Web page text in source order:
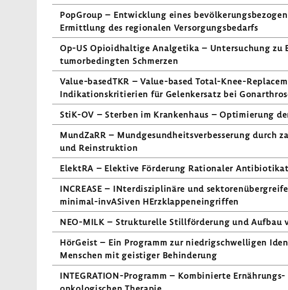
PopGroup – Entwick­lung eines
Ermitt­lung des regio­nalen Versor­gungs­be­darfs
Op-US Opio­id­hal­tige Analge­tika – Unter­su­chung
tumorbedingten Schmerzen
Value-​basedTKR – Value-​based Total-​Knee-
Indi­ka­ti­ons­kri­tie­rien für Gelenk­er­satz bei
StiK-OV – Sterben im Kran­ken­haus – Opti­mie­rung
Mund­ZaRR – Mund­ge­sund­heits­ver­bes­se­rung
und Rein­struk­tion
ElektRA – Elek­tive Förde­rung Ratio­naler
INCREASE – INter­dis­zi­pli­näre und
minimal-​invASiven HErz­klap­pen­ein­griffen
NEO-​MILK – Struk­tu­relle Still­för­de­rung und Aufbau
HörGeist – Ein Programm zur nied­rig­schwel­ligen
Menschen mit geis­tiger Behin­de­rung
INTEGRATION-​Programm – Kombi­nierte